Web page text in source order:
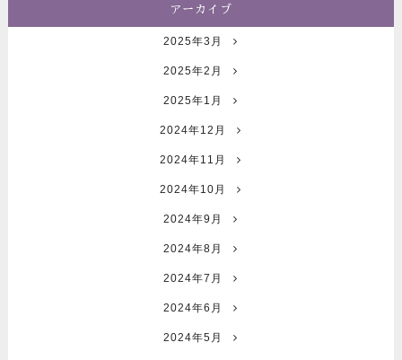
アーカイブ
2025年3月
2025年2月
2025年1月
2024年12月
2024年11月
2024年10月
2024年9月
2024年8月
2024年7月
2024年6月
2024年5月